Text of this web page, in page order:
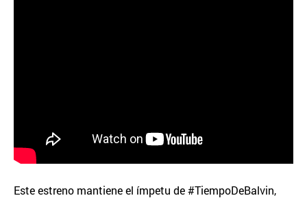
Este estreno mantiene el ímpetu de #TiempoDeBalvin,